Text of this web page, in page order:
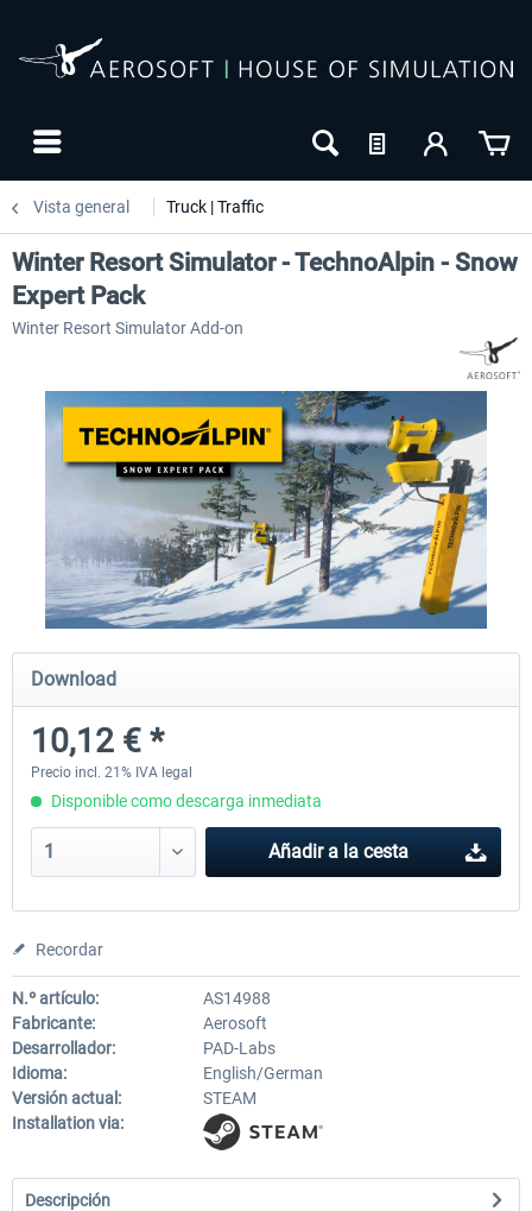
Vista general Truck | Traffic
CityDriver
-20
CityDriver - Deluxe
Winter Resort Simulator - TechnoAlpin - Snow
Expert Pack
Winter Resort Simulator Add-on
Download
10,12 € *
Precio incl. 21% IVA legal
Disponible como descarga inmediata
Añadir a la cesta
Recordar
N.º artículo:
AS14988
Fabricante:
Aerosoft
Desarrollador:
PAD-Labs
Idioma:
English/German
Versión actual:
STEAM
Installation via:
Descripción